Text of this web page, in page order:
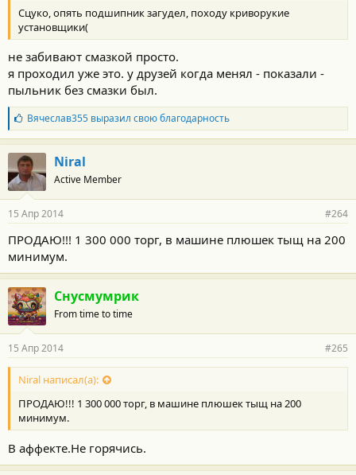
Сцуко, опять подшипник загудел, походу криворукие
установщики(
не забивают смазкой просто.
я проходил уже это. у друзей когда менял - показали -
пыльник без смазки был.
Б
л
а
г
о
д
а
н
с
т
и
:
Вячеслав355выразил свою благодарность
Niral
Active Member
15 Апр 2014 #264
ПРОДАЮ!!! 1 300 000 торг, в машине плюшек тыщ на 200
минимум.
Снусмумрик
From time to time
15 Апр 2014 #265
Niral написал(а):
ПРОДАЮ!!! 1 300 000 торг, в машине плюшек тыщ на 200
минимум.
В аффекте.Не горячись.